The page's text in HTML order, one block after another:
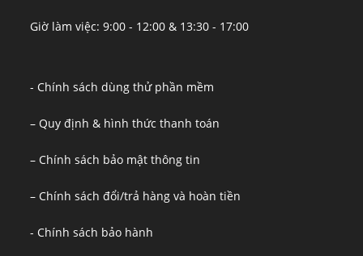
Giờ làm việc: 9:00 - 12:00 & 13:30 - 17:00
- Chính sách dùng thử phần mềm
– Quy định & hình thức thanh toán
– Chính sách bảo mật thông tin
– Chính sách đổi/trả hàng và hoàn tiền
- Chính sách bảo hành